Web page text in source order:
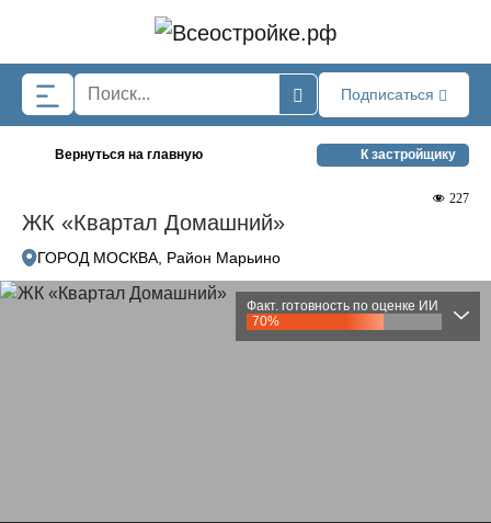
Подписаться
Вернуться на главную К застройщику
ЖК «Квартал Домашний»
227
ГОРОД МОСКВА, Район Марьино
Факт. готовность по оценке ИИ
70%